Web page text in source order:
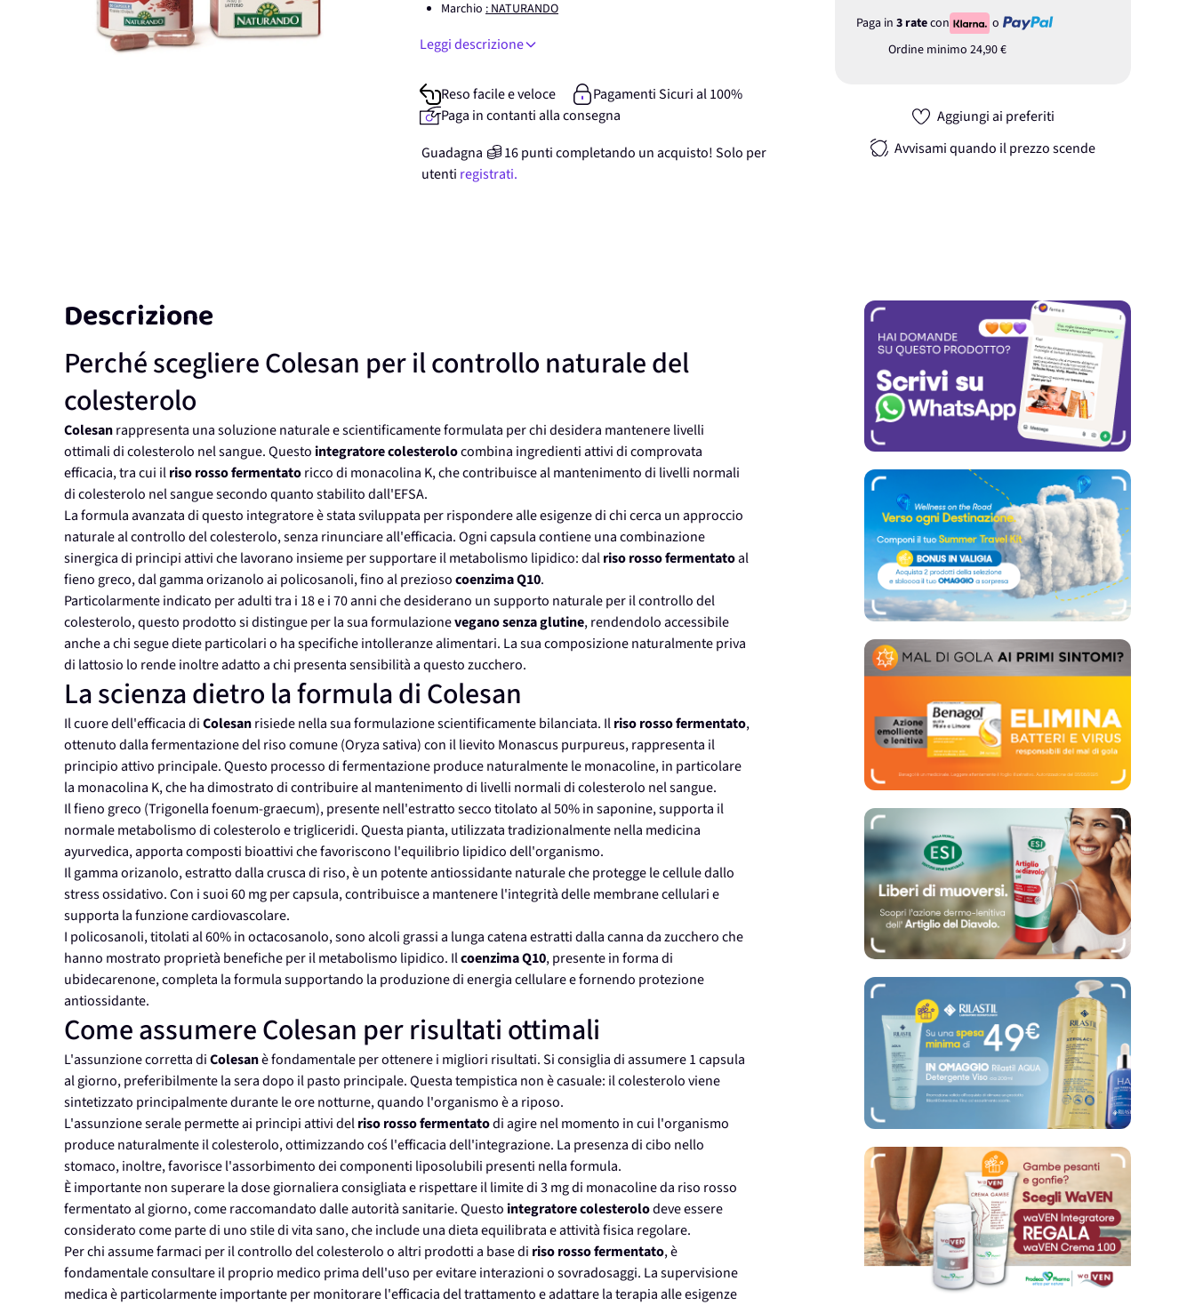
Paga in 3 ratecon
o
Ordine minimo 24,90 €
Aggiungi ai preferiti
Avvisami quando il prezzo scende
Marchio : NATURANDO
Leggi descrizione
Reso facile e veloce
Pagamenti Sicuri al 100%
Paga in contanti alla consegna
Guadagna
16punticompletando un acquisto! Solo per
utenti registrati.
Descrizione
Perché scegliere Colesan per il controllo naturale del
colesterolo
Colesanrappresenta una soluzione naturale e scientificamente formulata per chi desidera mantenere livelli
ottimali di colesterolo nel sangue. Questo integratore colesterolocombina ingredienti attivi di comprovata
efficacia, tra cui ilriso rosso fermentatoricco di monacolina K, che contribuisce al mantenimento di livelli normali
di colesterolo nel sangue secondo quanto stabilito dall'EFSA.
La formula avanzata di questo integratore è stata sviluppata per rispondere alle esigenze di chi cerca un approccio
naturale al controllo del colesterolo, senza rinunciare all'efficacia. Ogni capsula contiene una combinazione
sinergica di principi attivi che lavorano insieme per supportare il metabolismo lipidico: dalriso rosso fermentatoal
fieno greco, dal gamma orizanolo ai policosanoli, fino al preziosocoenzima Q10.
Particolarmente indicato per adulti tra i 18 e i 70 anni che desiderano un supporto naturale per il controllo del
colesterolo, questo prodotto si distingue per la sua formulazionevegano senza glutine, rendendolo accessibile
anche a chi segue diete particolari o ha specifiche intolleranze alimentari. La sua composizione naturalmente priva
di lattosio lo rende inoltre adatto a chi presenta sensibilità a questo zucchero.
La scienza dietro la formula di Colesan
Il cuore dell'efficacia diColesanrisiede nella sua formulazione scientificamente bilanciata. Ilriso rosso fermentato,
ottenuto dalla fermentazione del riso comune (Oryza sativa) con il lievito Monascus purpureus, rappresenta il
principio attivo principale. Questo processo di fermentazione produce naturalmente le monacoline, in particolare
la monacolina K, che ha dimostrato di contribuire al mantenimento di livelli normali di colesterolo nel sangue.
Il fieno greco (Trigonella foenum-graecum), presente nell'estratto secco titolato al 50% in saponine, supporta il
normale metabolismo di colesterolo e trigliceridi. Questa pianta, utilizzata tradizionalmente nella medicina
ayurvedica, apporta composti bioattivi che favoriscono l'equilibrio lipidico dell'organismo.
Il gamma orizanolo, estratto dalla crusca di riso, è un potente antiossidante naturale che protegge le cellule dallo
stress ossidativo. Con i suoi 60 mg per capsula, contribuisce a mantenere l'integrità delle membrane cellulari e
supporta la funzione cardiovascolare.
I policosanoli, titolati al 60% in octacosanolo, sono alcoli grassi a lunga catena estratti dalla canna da zucchero che
hanno mostrato proprietà benefiche per il metabolismo lipidico. Ilcoenzima Q10, presente in forma di
ubidecarenone, completa la formula supportando la produzione di energia cellulare e fornendo protezione
antiossidante.
Come assumere Colesan per risultati ottimali
L'assunzione corretta diColesanè fondamentale per ottenere i migliori risultati. Si consiglia di assumere 1 capsula
al giorno, preferibilmente la sera dopo il pasto principale. Questa tempistica non è casuale: il colesterolo viene
sintetizzato principalmente durante le ore notturne, quando l'organismo è a riposo.
L'assunzione serale permette ai principi attivi delriso rosso fermentatodi agire nel momento in cui l'organismo
produce naturalmente il colesterolo, ottimizzando coś l'efficacia dell'integrazione. La presenza di cibo nello
stomaco, inoltre, favorisce l'assorbimento dei componenti liposolubili presenti nella formula.
È importante non superare la dose giornaliera consigliata e rispettare il limite di 3 mg di monacoline da riso rosso
fermentato al giorno, come raccomandato dalle autorità sanitarie. Questo integratore colesterolodeve essere
considerato come parte di uno stile di vita sano, che include una dieta equilibrata e attività fisica regolare.
Per chi assume farmaci per il controllo del colesterolo o altri prodotti a base di riso rosso fermentato, è
fondamentale consultare il proprio medico prima dell'uso per evitare interazioni o sovradosaggi. La supervisione
medica è particolarmente importante per monitorare l'efficacia del trattamento e adattare la terapia alle esigenze